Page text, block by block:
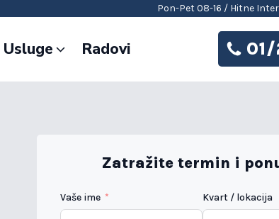
Pon-Pet 08-16 / Hitne
Usluge Radovi
Zatražite termin i
Vaše ime Kvart / lokacija